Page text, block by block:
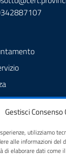
Gestisci Consenso
utilizziamo
alle informazioni del
di elaborare dati come